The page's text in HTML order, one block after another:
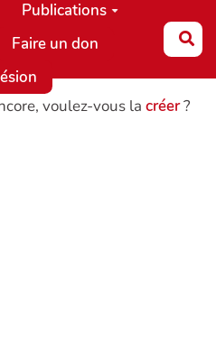
Publications
Faire un don
voulez-vous la créer?